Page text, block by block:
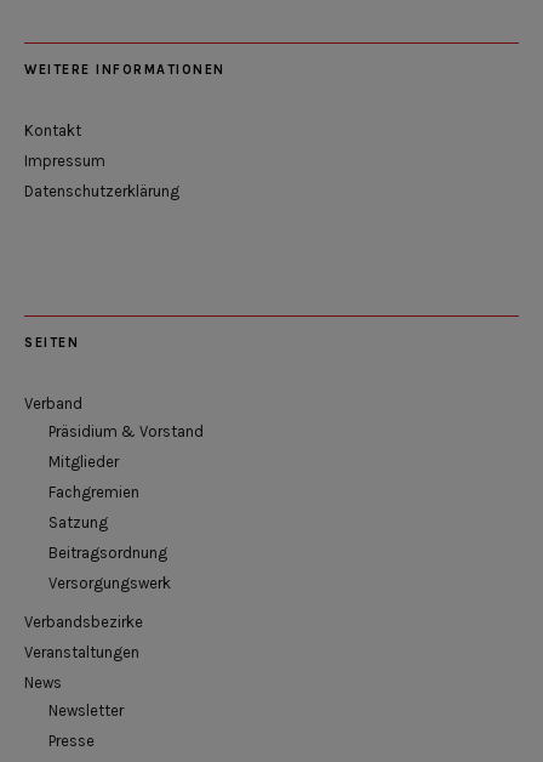
WEITERE INFORMATIONEN
Kontakt
Impressum
Datenschutzerklärung
SEITEN
Verband
Präsidium & Vorstand
Mitglieder
Fachgremien
Satzung
Beitragsordnung
Versorgungswerk
Verbandsbezirke
Veranstaltungen
News
Newsletter
Presse